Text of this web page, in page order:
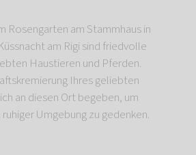
Rosengarten am Stammhaus in
am Rigi sind friedvolle
Haustieren und Pferden.
Ihres geliebten
an diesen Ort begeben, um
Umgebung zu gedenken.